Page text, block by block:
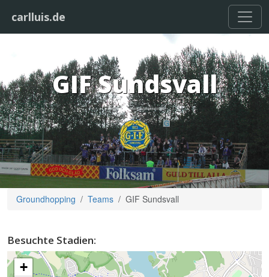
carlluis.de
GIF Sundsvall
Groundhopping Teams GIF Sundsvall
Besuchte Stadien:
+